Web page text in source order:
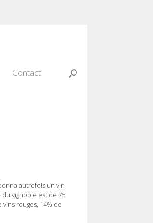
Contact
autrefois un vin
vignoble est de 75
rouges, 14% de